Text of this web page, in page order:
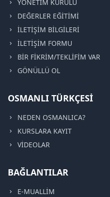
YÖNETİM KURULU
DEĞERLER EĞİTİMİ
İLETİŞİM BİLGİLERİ
İLETİŞİM FORMU
BİR FİKRİM/TEKLİFİM VAR
GÖNÜLLÜ OL
OSMANLI TÜRKÇESİ
NEDEN OSMANLICA?
KURSLARA KAYIT
VİDEOLAR
BAĞLANTILAR
E-MUALLİM